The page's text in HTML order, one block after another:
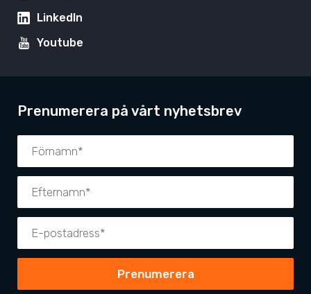
LinkedIn
Youtube
Prenumerera på vårt nyhetsbrev